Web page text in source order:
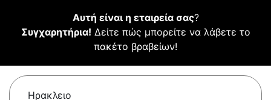
Αυτή είναι η εταιρεία σας?
Συγχαρητήρια! Δείτε πώς μπορείτε να λάβετε το
πακέτο βραβείων!
Ηρακλειο